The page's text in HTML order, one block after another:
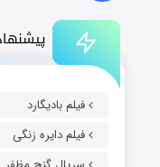
فیلم بادیگارد
فیلم دایره زنگی